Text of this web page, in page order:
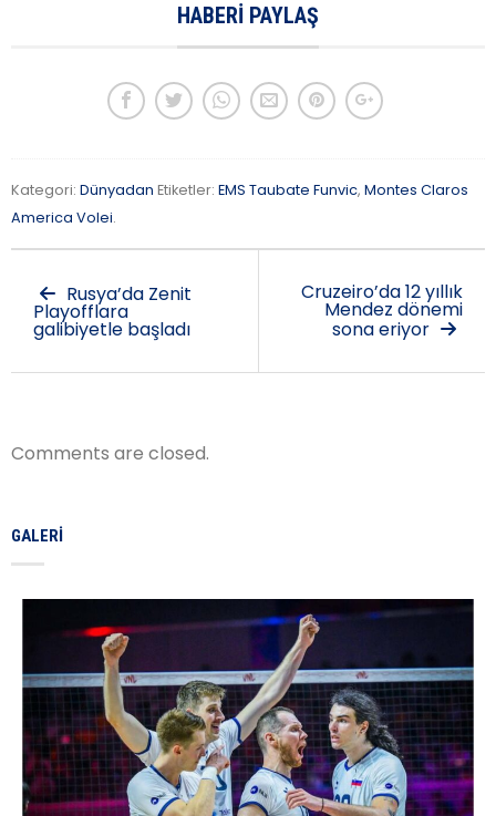
HABERI PAYLAŞ
Kategori: Dünyadan Etiketler: EMS Taubate Funvic, Montes Claros
America Volei.
Rusya’da Zenit
Playofflara
galibiyetle başladı
Cruzeiro’da 12 yıllık
Mendez dönemi
sona eriyor
Comments are closed.
GALERI